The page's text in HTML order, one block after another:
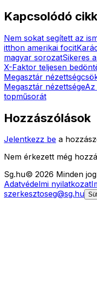
Kapcsolódó
Nem sokat segített az
itthon amerikai focit
magyar sorozatSikeres
X-Faktor teljesen
Megasztár
Megasztár nézettségeAz
topműsorát
Hozzászólások
Jelentkezz be a
Nem érkezett még
Sg.hu© 2026 Minden
Adatvédelmi nyilatkozat
szerkesztoseg@sg.hu